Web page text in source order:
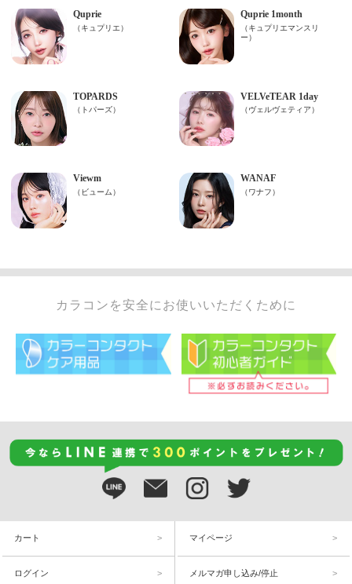
カラコンを安全にお使いいただくために
カート マイページ
ログイン メルマガ申し込み/停止